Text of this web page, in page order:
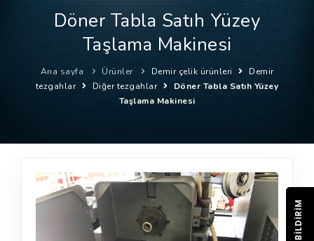
FIRMALAR
ÜRÜNLER
NASIL ÇALIŞIR?
YARDIM
Döner Tabla Satıh Yüzey
Taşlama Makinesi
Ana sayfa Ürünler Demir çelik ürünleri
Demir
tezgahlar
Diğer tezgahlar
Döner Tabla Satıh Yüzey
Taşlama Makinesi
BILDIRIM